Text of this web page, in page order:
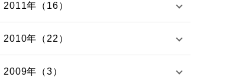
2011年（16）
2010年（22）
2009年（3）